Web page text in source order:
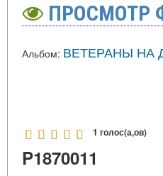
ПРОСМОТР
Альбом: ВЕТЕРАНЫ НА
1 голос(а,ов)
P1870011